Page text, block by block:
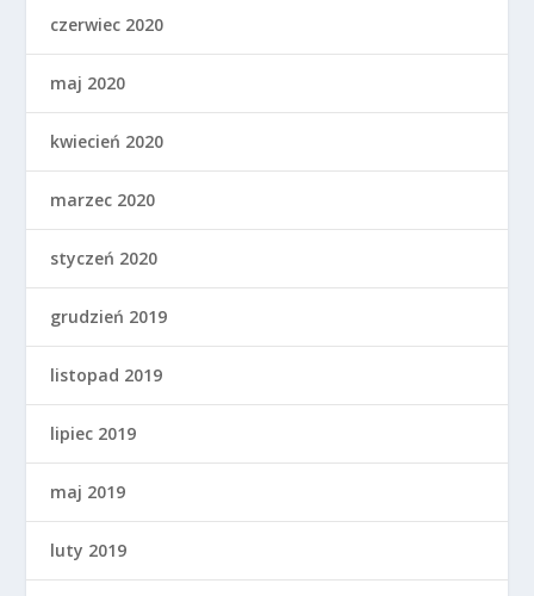
czerwiec 2020
maj 2020
kwiecień 2020
marzec 2020
styczeń 2020
grudzień 2019
listopad 2019
lipiec 2019
maj 2019
luty 2019